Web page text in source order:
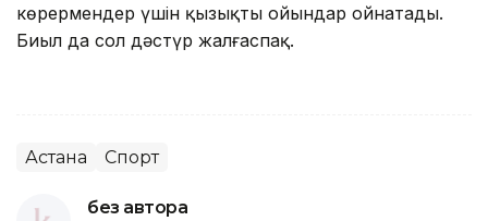
көрермендер үшін қызықты ойындар ойнатады.
Биыл да сол дәстүр жалғаспақ.
Астана Спорт
без автора